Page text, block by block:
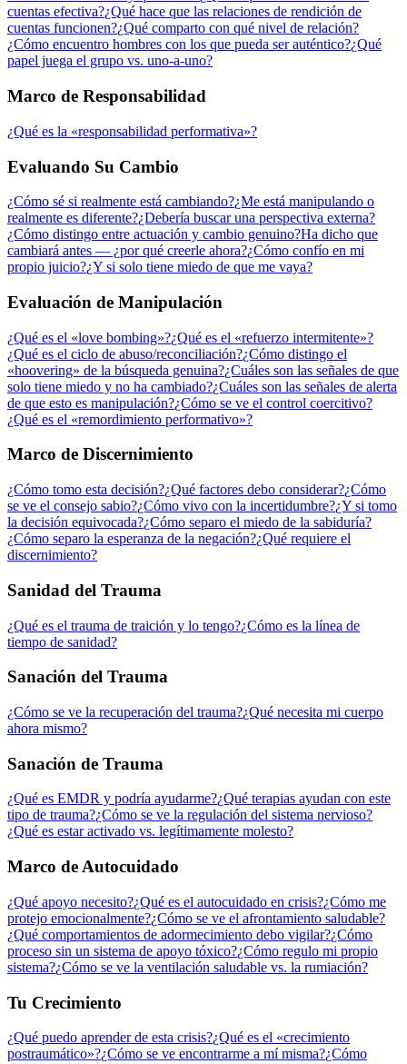
cuentas efectiva?¿Qué hace que las relaciones de rendición de
cuentas funcionen?¿Qué comparto con qué nivel de relación?
¿Cómo encuentro hombres con los que pueda ser auténtico?¿Qué
papel juega el grupo vs. uno-a-uno?
Marco de Responsabilidad
¿Qué es la «responsabilidad performativa»?
Evaluando Su Cambio
¿Cómo sé si realmente está cambiando?¿Me está manipulando o
realmente es diferente?¿Debería buscar una perspectiva externa?
¿Cómo distingo entre actuación y cambio genuino?Ha dicho que
cambiará antes — ¿por qué creerle ahora?¿Cómo confío en mi
propio juicio?¿Y si solo tiene miedo de que me vaya?
Evaluación de Manipulación
¿Qué es el «love bombing»?¿Qué es el «refuerzo intermitente»?
¿Qué es el ciclo de abuso/reconciliación?¿Cómo distingo el
«hoovering» de la búsqueda genuina?¿Cuáles son las señales de que
solo tiene miedo y no ha cambiado?¿Cuáles son las señales de alerta
de que esto es manipulación?¿Cómo se ve el control coercitivo?
¿Qué es el «remordimiento performativo»?
Marco de Discernimiento
¿Cómo tomo esta decisión?¿Qué factores debo considerar?¿Cómo
se ve el consejo sabio?¿Cómo vivo con la incertidumbre?¿Y si tomo
la decisión equivocada?¿Cómo separo el miedo de la sabiduría?
¿Cómo separo la esperanza de la negación?¿Qué requiere el
discernimiento?
Sanidad del Trauma
¿Qué es el trauma de traición y lo tengo?¿Cómo es la línea de
tiempo de sanidad?
Sanación del Trauma
¿Cómo se ve la recuperación del trauma?¿Qué necesita mi cuerpo
ahora mismo?
Sanación de Trauma
¿Qué es EMDR y podría ayudarme?¿Qué terapias ayudan con este
tipo de trauma?¿Cómo se ve la regulación del sistema nervioso?
¿Qué es estar activado vs. legítimamente molesto?
Marco de Autocuidado
¿Qué apoyo necesito?¿Qué es el autocuidado en crisis?¿Cómo me
protejo emocionalmente?¿Cómo se ve el afrontamiento saludable?
¿Qué comportamientos de adormecimiento debo vigilar?¿Cómo
proceso sin un sistema de apoyo tóxico?¿Cómo regulo mi propio
sistema?¿Cómo se ve la ventilación saludable vs. la rumiación?
Tu Crecimiento
¿Qué puedo aprender de esta crisis?¿Qué es el «crecimiento
postraumático»?¿Cómo se ve encontrarme a mí misma?¿Cómo